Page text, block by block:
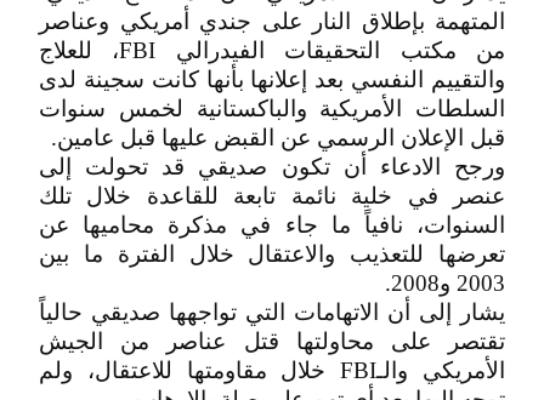
المتهمة بإطلاق النار على جندي أمريكي وعناصر
من مكتب التحقيقات الفيدرالي FBI، للعلاج
والتقييم النفسي بعد إعلانها بأنها كانت سجينة لدى
السلطات الأمريكية والباكستانية لخمس سنوات
قبل الإعلان الرسمي عن القبض عليها قبل عامين.
ورجح الادعاء أن تكون صديقي قد تحولت إلى
عنصر في خلية نائمة تابعة للقاعدة خلال تلك
السنوات، نافياً ما جاء في مذكرة محاميها عن
تعرضها للتعذيب والاعتقال خلال الفترة ما بين
2003 و2008.
يشار إلى أن الاتهامات التي تواجهها صديقي حالياً
تقتصر على محاولتها قتل عناصر من الجيش
الأمريكي والـFBI خلال مقاومتها للاعتقال، ولم